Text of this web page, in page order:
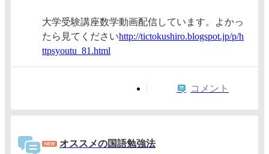
大学受験講座数学動画配信しています。よかっ
たら見てくださいhttp://tictokushiro.blogspot.jp/p/h
ttpsyoutu_81.html
コメント
オススメの国語勉強法